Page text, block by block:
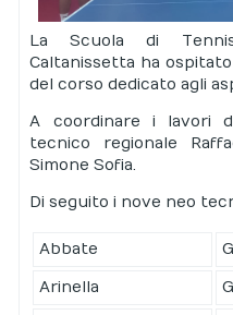
La Scuola di
Caltanissetta ha
del corso dedicato agli
A coordinare i lavori
tecnico regionale
Simone Sofia.
Di seguito i nove neo
Abbate
Arinella